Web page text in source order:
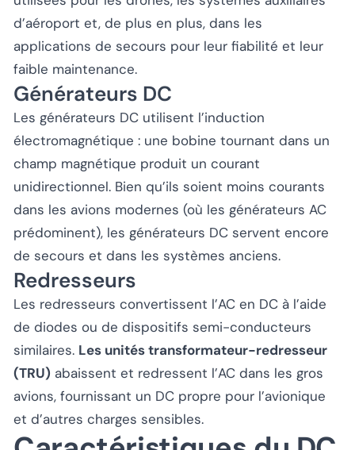
d’aéroport et, de plus en plus, dans les
applications de secours pour leur fiabilité et leur
faible maintenance.
Générateurs DC
Les générateurs DC utilisent l’induction
électromagnétique : une bobine tournant dans un
champ magnétique produit un courant
unidirectionnel. Bien qu’ils soient moins courants
dans les avions modernes (où les générateurs AC
prédominent), les générateurs DC servent encore
de secours et dans les systèmes anciens.
Redresseurs
Les redresseurs convertissent l’AC en DC à l’aide
de diodes ou de dispositifs semi-conducteurs
similaires. Les unités transformateur-redresseur
(TRU) abaissent et redressent l’AC dans les gros
avions, fournissant un DC propre pour l’avionique
et d’autres charges sensibles.